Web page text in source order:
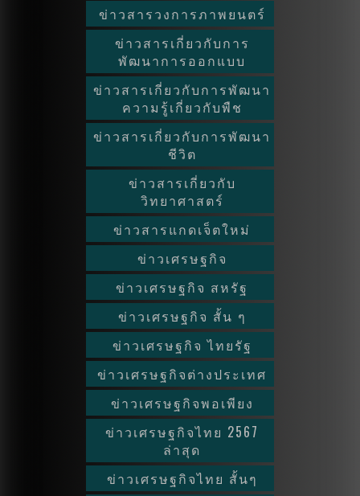
ข่าวสารวงการภาพยนตร์
ข่าวสารเกี่ยวกับการ
พัฒนาการออกแบบ
ข่าวสารเกี่ยวกับการพัฒนา
ความรู้เกี่ยวกับพืช
ข่าวสารเกี่ยวกับการพัฒนา
ชีวิต
ข่าวสารเกี่ยวกับ
วิทยาศาสตร์
ข่าวสารแกดเจ็ตใหม่
ข่าวเศรษฐกิจ
ข่าวเศรษฐกิจ สหรัฐ
ข่าวเศรษฐกิจ สั้น ๆ
ข่าวเศรษฐกิจ ไทยรัฐ
ข่าวเศรษฐกิจต่างประเทศ
ข่าวเศรษฐกิจพอเพียง
ข่าวเศรษฐกิจไทย 2567
ล่าสุด
ข่าวเศรษฐกิจไทย สั้นๆ